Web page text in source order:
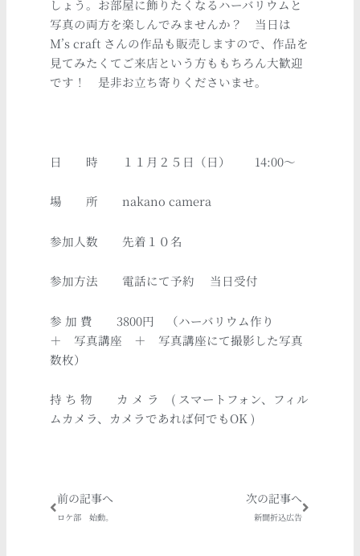
しょう。お部屋に飾りたくなるハーバリウムと
写真の両方を楽しんでみませんか？ 当日は
M’s craft さんの作品も販売しますので、作品を
見てみたくてご来店という方ももちろん大歓迎
です！ 是非お立ち寄りくださいませ。
日 時 １１月２５日（日） 14:00～
場 所 nakano camera
参加人数 先着１０名
参加方法 電話にて予約 当日受付
参 加 費 3800円 （ハーバリウム作り
＋ 写真講座 ＋ 写真講座にて撮影した写真
数枚）
持 ち 物 カ メ ラ ( スマートフォン、フィル
ムカメラ、カメラであれば何でもOK )
Prev
前の記事へ
ロケ部 始動。
次の記事へ
新聞折込広告
Next